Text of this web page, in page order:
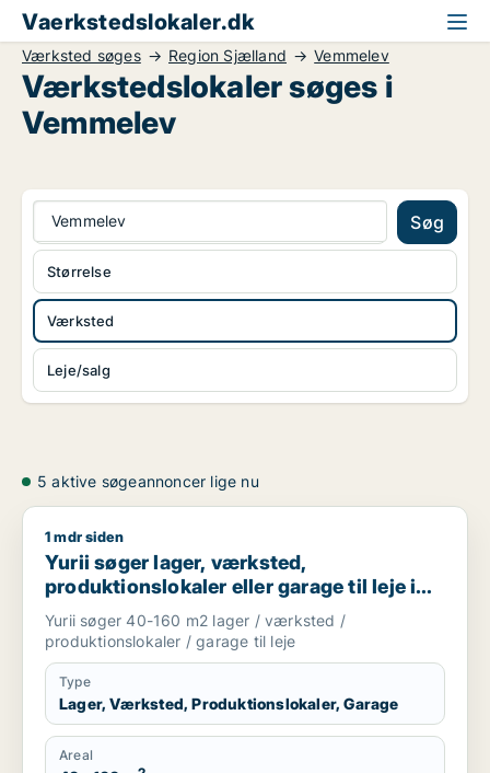
Vaerkstedslokaler.dk
Værksted søges Region Sjælland Vemmelev
Værkstedslokaler søges i
Vemmelev
Vemmelev Søg
Værksted
Leje/salg
Størrelse
5 aktive søgeannoncer lige nu
Yurii søger lager, værksted, produktionslokaler eller garage
1 mdr siden
Yurii søger lager, værksted,
produktionslokaler eller garage til leje i
Region Sjælland
Yurii søger 40-160 m2 lager / værksted /
produktionslokaler / garage til leje
Type
Lager, Værksted, Produktionslokaler, Garage
Areal